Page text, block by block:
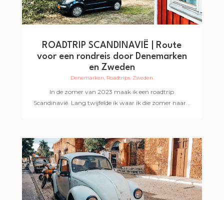
ROADTRIP SCANDINAVIË | Route
voor een rondreis door Denemarken
en Zweden
Denemarken, Roadtrips, Zweden
In de zomer van 2023 maak ik een roadtrip
Scandinavië. Lang twijfelde ik waar ik die zomer naar...